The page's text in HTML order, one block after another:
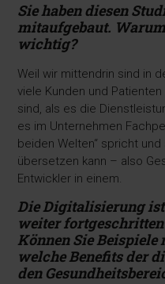
Sie haben diesen
mitaufgebaut.
wichtig?
Weil wir mittendrin sind in
viele Kunden und
sind, als es die
es im Unternehmen
beiden Welten“ spricht
übersetzen kann – also
Entwickler in einem.
Die Digitalisierung
weiter
Können SieBeispiele
welche Benefits der
den